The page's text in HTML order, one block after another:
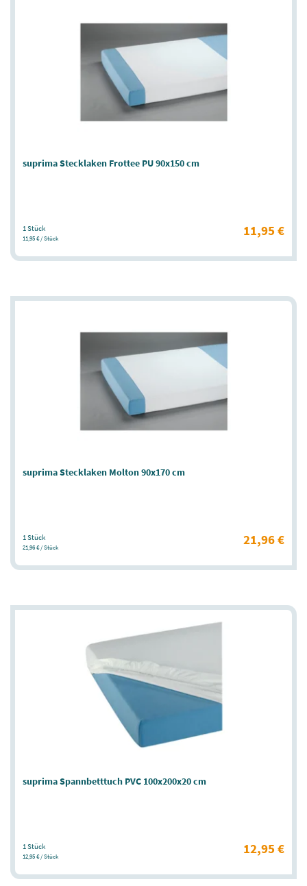
suprima Stecklaken Frottee PU 90x150 cm
1 Stück
11,95 € / Stück 11,95 €
suprima Stecklaken Molton 90x170 cm
1 Stück
21,96 € / Stück 21,96 €
suprima Spannbetttuch PVC 100x200x20 cm
1 Stück
12,95 € / Stück 12,95 €